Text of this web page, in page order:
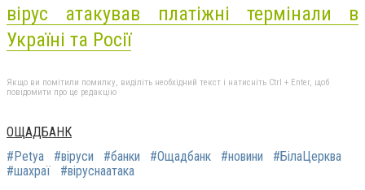
вірус атакував платіжні термінали в
Україні та Росії
Якщо ви помітили помилку, виділіть необхідний текст і натисніть Ctrl + Enter, щоб
повідомити про це редакцію
ОЩАДБАНК
#Petya
#віруси #банки #Ощадбанк #новини
#БілаЦерква
#шахраї
#віруснаатака